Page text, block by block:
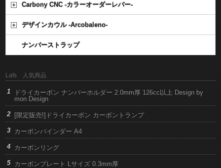
Carbony CNC -カラーオーダーレバー-
デザインカウル -Arcobaleno-
ナンバーストラップ
Lafs 人気商品
ドライカーボン ナンバーホルダー 2.0mm厚 126cc以上 Design by
mon Design
[限定販売!]ドライカーボン カーボントランプ
カーボンバインダー A4
カーボンリング
カーボンプレート Lサイズ 0.3mm厚